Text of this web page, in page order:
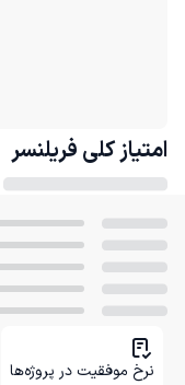
امتیاز کلی فریلنسر
نرخ موفقیت در پروژه‌ها